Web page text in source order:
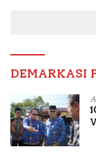
DEMARKASI